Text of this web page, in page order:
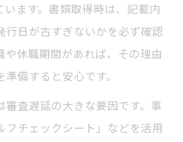
ます。書類取得時は、記載内
行日が古すぎないかを必ず確認
や休職期間があれば、その理由
備すると安心です。
査遅延の大きな要因です。事
フチェックシート」などを活用